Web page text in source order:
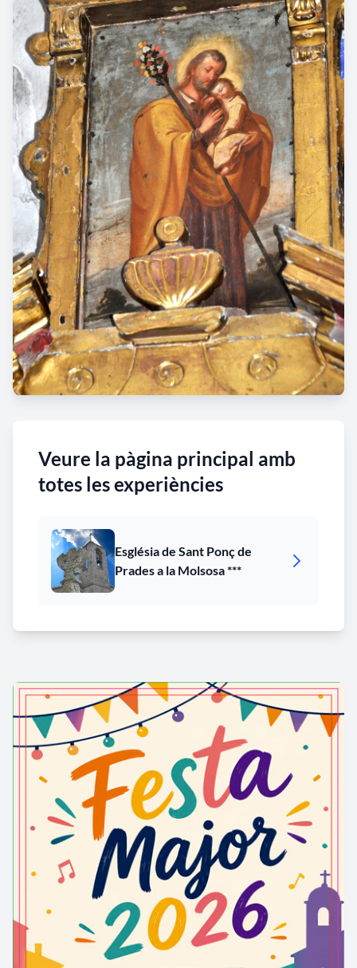
Veure la pàgina principal amb
totes les experiències
Església de Sant Ponç de
Prades a la Molsosa ***